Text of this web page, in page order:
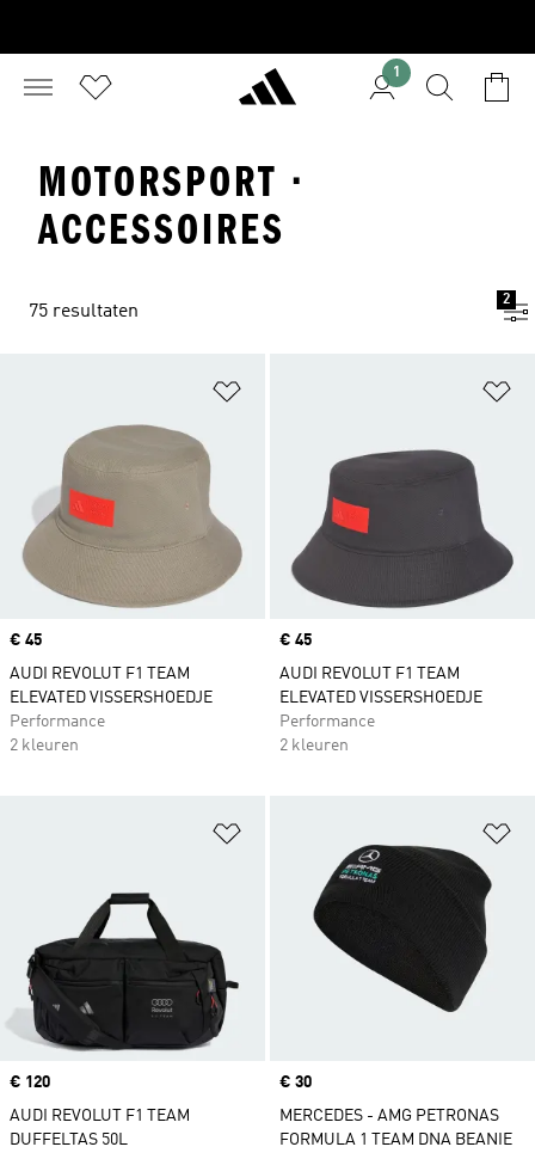
1
MOTORSPORT ·
ACCESSOIRES
75 resultaten
2
Price
€ 45
AUDI REVOLUT F1 TEAM
ELEVATED VISSERSHOEDJE
Performance
2 kleuren
Price
€ 45
AUDI REVOLUT F1 TEAM
ELEVATED VISSERSHOEDJE
Performance
2 kleuren
Price
€ 120
AUDI REVOLUT F1 TEAM
DUFFELTAS 50L
Price
€ 30
MERCEDES - AMG PETRONAS
FORMULA 1 TEAM DNA BEANIE